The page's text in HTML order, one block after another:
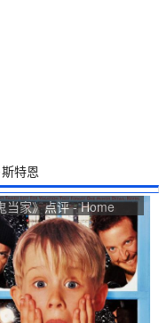
特恩
当家》点评 - Home
网友评价